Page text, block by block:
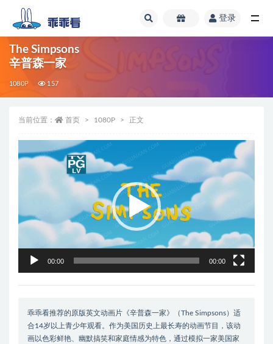
登录
The Simpsons
辛普森一家
1080P 157
当前位置： 首页 1080P 正文
频
00:00 00:00
乖乖看推荐的原版英文动画片《辛普森一家》（The Simpsons）适
合14岁以上青少年观看。作为美国历史上最长寿的动画节目，该动
画以色彩鲜艳、幽默搞笑和家庭情感为特色，通过模拟一家美国家